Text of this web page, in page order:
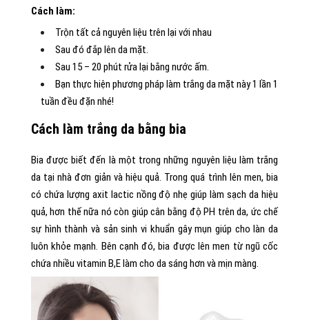
Cách làm:
Trộn tất cả nguyên liệu trên lại với nhau
Sau đó đắp lên da mặt.
Sau 15 – 20 phút rửa lại bằng nước ấm.
Bạn thực hiện phương pháp làm trắng da mặt này 1 lần 1
tuần đều đặn nhé!
Cách làm trắng da bằng bia
Bia được biết đến là một trong những nguyên liệu làm trắng
da tại nhà đơn giản và hiệu quả. Trong quá trình lên men, bia
có chứa lượng axit lactic nồng độ nhẹ giúp làm sạch da hiệu
quả, hơn thế nữa nó còn giúp cân bằng độ PH trên da, ức chế
sự hình thành và sản sinh vi khuẩn gây mụn giúp cho làn da
luôn khỏe mạnh. Bên cạnh đó, bia được lên men từ ngũ cốc
chứa nhiều vitamin B,E làm cho da sáng hơn và mịn màng.